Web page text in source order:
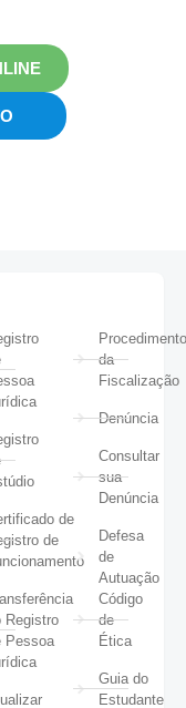
de
de
Registro
Pessoa
da
Fiscalização
Denúncia
Consultar
sua
Denúncia
Defesa
de
Autuação
Código
de
Ética
Guia do
Estudante